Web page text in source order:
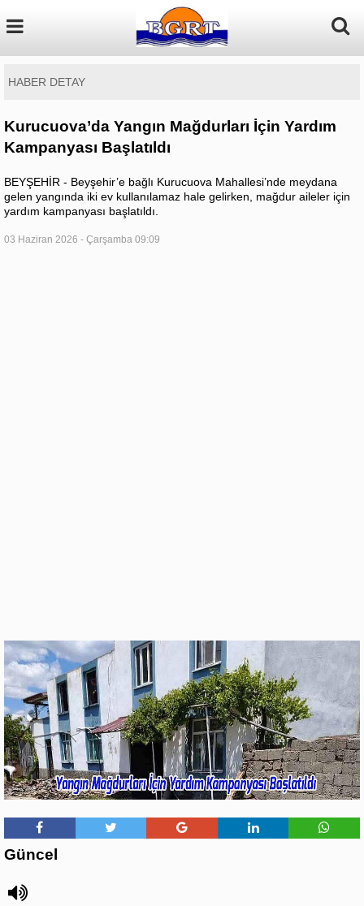
HABER DETAY
Kurucuova’da Yangın Mağdurları İçin Yardım
Kampanyası Başlatıldı
BEYŞEHİR - Beyşehir’e bağlı Kurucuova Mahallesi’nde meydana
gelen yangında iki ev kullanılamaz hale gelirken, mağdur aileler için
yardım kampanyası başlatıldı.
03 Haziran 2026 - Çarşamba 09:09
Güncel